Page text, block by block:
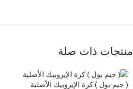
منتجات ذات صلة
( جيم بول ) كرة الإيروبيك الأصلية